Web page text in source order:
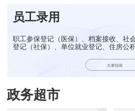
员工录用
职工参保登记（医保）、档案接收、社
登记（社保）、单位就业登记、住房公
办事指南
政务超市